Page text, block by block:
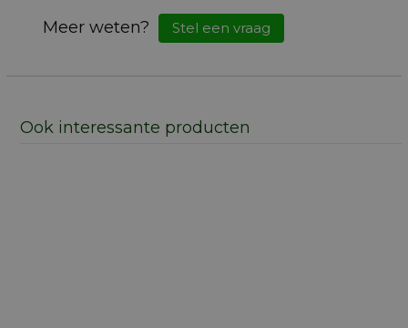
Meer weten? Stel een vraag
Ook interessante producten